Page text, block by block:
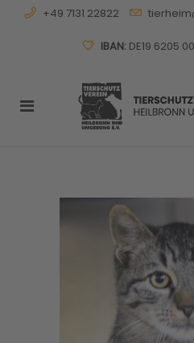
+49 7131 22822
IBAN:DE19 6205